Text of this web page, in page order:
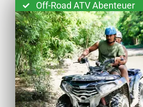
Off-Road ATV Abenteuer